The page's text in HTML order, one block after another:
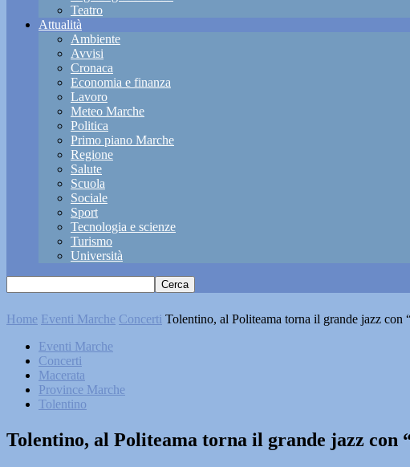
Teatro
Attualità
Ambiente
Avvisi
Cronaca
Economia e finanza
Lavoro
Meteo Marche
Politica
Primo piano Marche
Regione
Salute
Scuola
Sociale
Sport
Tecnologia e scienze
Turismo
Università
Home Eventi Marche Concerti Tolentino, al Politeama torna il grande jazz con
Eventi Marche
Concerti
Macerata
Province Marche
Tolentino
Tolentino, al Politeama torna il grande jazz con